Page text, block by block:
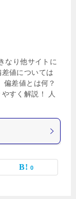
なり他サイトに
値については
偏差値とは何？
すく解説！ 人
0